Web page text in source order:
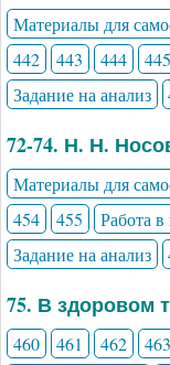
Материалы для
442
443 444 445
Задание на анализ
72-74. Н. Н.
Материалы для
454
455 Работа
Задание на анализ
75. В здоровом
460 461 462 463